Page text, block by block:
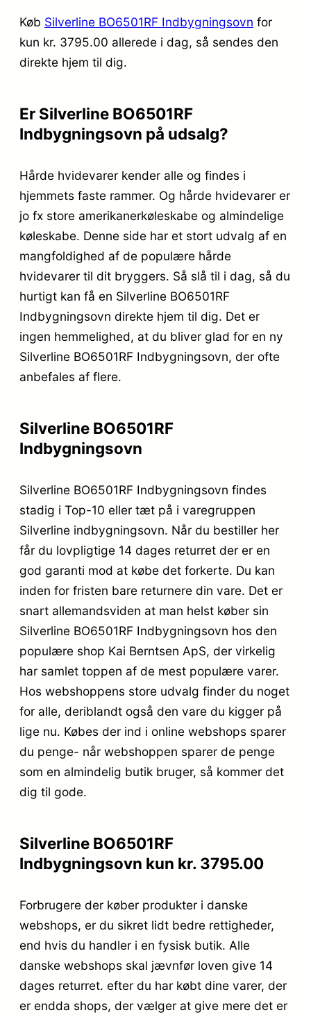
Køb Silverline BO6501RF Indbygningsovn for
kun kr. 3795.00 allerede i dag, så sendes den
direkte hjem til dig.
Er Silverline BO6501RF
Indbygningsovn på udsalg?
Hårde hvidevarer kender alle og findes i
hjemmets faste rammer. Og hårde hvidevarer er
jo fx store amerikanerkøleskabe og almindelige
køleskabe. Denne side har et stort udvalg af en
mangfoldighed af de populære hårde
hvidevarer til dit bryggers. Så slå til i dag, så du
hurtigt kan få en Silverline BO6501RF
Indbygningsovn direkte hjem til dig. Det er
ingen hemmelighed, at du bliver glad for en ny
Silverline BO6501RF Indbygningsovn, der ofte
anbefales af flere.
Silverline BO6501RF
Indbygningsovn
Silverline BO6501RF Indbygningsovn findes
stadig i Top-10 eller tæt på i varegruppen
Silverline indbygningsovn. Når du bestiller her
får du lovpligtige 14 dages returret der er en
god garanti mod at købe det forkerte. Du kan
inden for fristen bare returnere din vare. Det er
snart allemandsviden at man helst køber sin
Silverline BO6501RF Indbygningsovn hos den
populære shop Kai Berntsen ApS, der virkelig
har samlet toppen af de mest populære varer.
Hos webshoppens store udvalg finder du noget
for alle, deriblandt også den vare du kigger på
lige nu. Købes der ind i online webshops sparer
du penge- når webshoppen sparer de penge
som en almindelig butik bruger, så kommer det
dig til gode.
Silverline BO6501RF
Indbygningsovn kun kr. 3795.00
Forbrugere der køber produkter i danske
webshops, er du sikret lidt bedre rettigheder,
end hvis du handler i en fysisk butik. Alle
danske webshops skal jævnfør loven give 14
dages returret. efter du har købt dine varer, der
er endda shops, der vælger at give mere det er